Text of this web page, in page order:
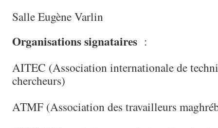
Salle Eugène Varlin
Organisations signataires :
AITEC (Association internationale de
chercheurs)
ATMF (Association des travailleurs